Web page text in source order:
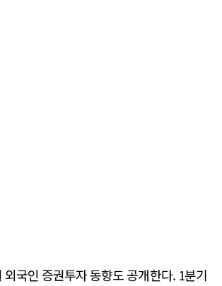
외국인 증권투자 동향도 공개한다. 1분기